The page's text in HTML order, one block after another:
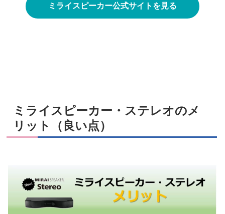
ミライスピーカー公式サイトを見る
ミライスピーカー・ステレオのメ
リット（良い点）